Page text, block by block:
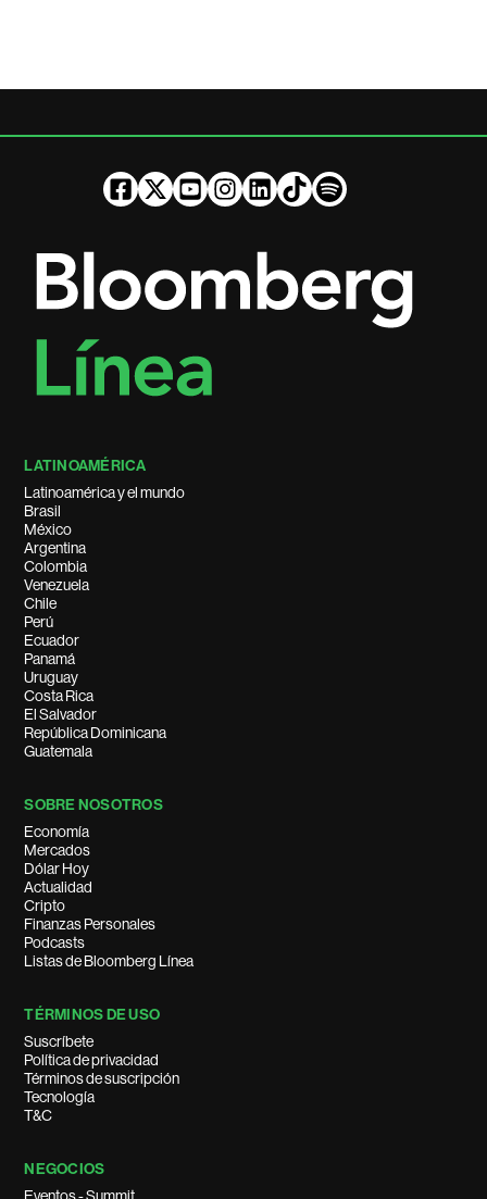
LATINOAMÉRICA
Latinoamérica y el mundo
Brasil
México
Argentina
Colombia
Venezuela
Chile
Perú
Ecuador
Panamá
Uruguay
Costa Rica
El Salvador
República Dominicana
Guatemala
SOBRE NOSOTROS
Economía
Mercados
Dólar Hoy
Actualidad
Cripto
Finanzas Personales
Podcasts
Listas de Bloomberg Línea
TÉRMINOS DE USO
Suscríbete
Política de privacidad
Términos de suscripción
Tecnología
T&C
NEGOCIOS